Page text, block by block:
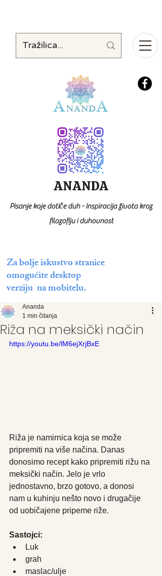
Za bolje iskustvo stranice
omogućite desktop
verziju na mobitelu.
ANANDA
Pisanje koje dotiče duh - Inspiracija života kroz
filozofiju i duhovnost
Riža na meksički način
Ananda
1 min čitanja
https://youtu.be/lM6ejXrjBxE
Riža je namirnica koja se može
pripremiti na više načina. Danas
donosimo recept kako pripremiti rižu na
meksički način. Jelo je vrlo
jednostavno, brzo gotovo, a donosi
nam u kuhinju nešto novo i drugačije
od uobičajene pripeme riže.
Sastojci:
Luk
grah
maslac/ulje